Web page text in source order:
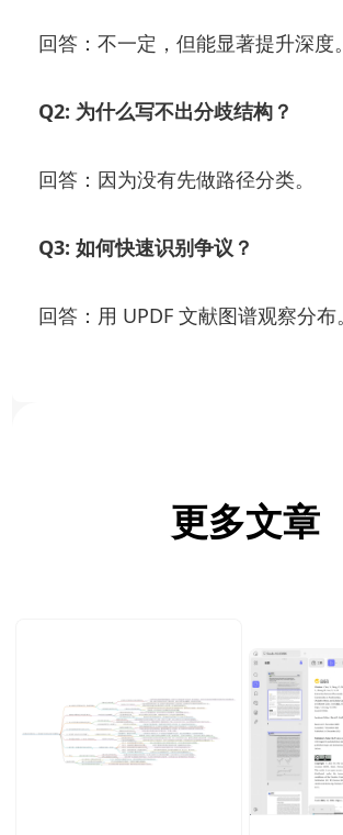
回答：不一定，但能显著提升深度。
Q2: 为什么写不出分歧结构？
回答：因为没有先做路径分类。
Q3: 如何快速识别争议？
回答：用 UPDF 文献图谱观察分布。
更多文章